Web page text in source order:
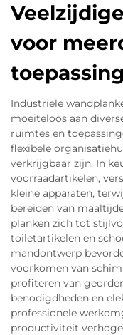
voor
Industriële
moeiteloos aan
ruimtes en
flexibele
verkrijgbaar zijn. In
voorraadartikelen,
kleine apparaten,
bereiden van
planken zich tot
toiletartikelen en
mandontwerp
voorkomen van
profiteren van
benodigdheden en
professionele
productiviteit